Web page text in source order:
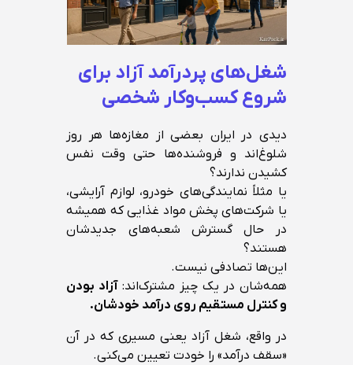
شغل‌های پردرآمد آزاد برای
شروع کسب‌وکار شخصی
دیدی در ایران بعضی از مغازه‌ها هر روز
شلوغ‌اند و فروشنده‌ها حتی وقت نفس
کشیدن ندارند؟
یا مثلاً نمایندگی‌های خودرو، لوازم آرایشی،
یا شرکت‌های پخش مواد غذایی که همیشه
در حال گسترش شعبه‌های جدیدشان
هستند؟
این‌ها تصادفی نیست.
همه‌شان در یک چیز مشترک‌اند:آزاد بودن
و کنترل مستقیم روی درآمد خودشان.
در واقع، شغل آزاد یعنی مسیری که در آن
«سقف درآمد» را خودت تعیین می‌کنی.